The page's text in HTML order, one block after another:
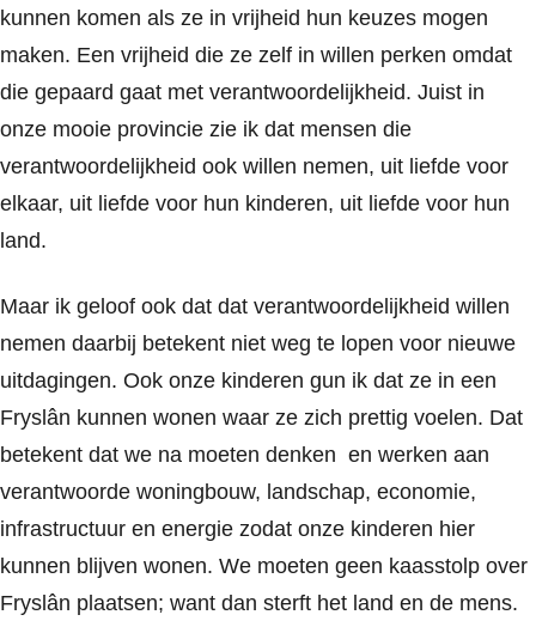
kunnen komen als ze in vrijheid hun keuzes mogen
maken. Een vrijheid die ze zelf in willen perken omdat
die gepaard gaat met verantwoordelijkheid. Juist in
onze mooie provincie zie ik dat mensen die
verantwoordelijkheid ook willen nemen, uit liefde voor
elkaar, uit liefde voor hun kinderen, uit liefde voor hun
land.
Maar ik geloof ook dat dat verantwoordelijkheid willen
nemen daarbij betekent niet weg te lopen voor nieuwe
uitdagingen. Ook onze kinderen gun ik dat ze in een
Fryslân kunnen wonen waar ze zich prettig voelen. Dat
betekent dat we na moeten denken en werken aan
verantwoorde woningbouw, landschap, economie,
infrastructuur en energie zodat onze kinderen hier
kunnen blijven wonen. We moeten geen kaasstolp over
Fryslân plaatsen; want dan sterft het land en de mens.